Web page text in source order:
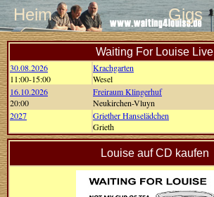
Heim Gigs
Waiting For Louise Live
30.08.2026
11:00-15:00
Krachgarten
Wesel
16.10.2026
20:00
Freiraum Klingerhuf
Neukirchen-Vluyn
2027
Griether Hanselädchen
Grieth
Louise auf CD kaufen